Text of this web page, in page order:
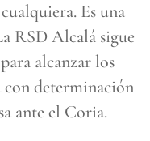
Es una
RSD Alcalá sigue
alcanzar los
con determinación
ante el Coria.